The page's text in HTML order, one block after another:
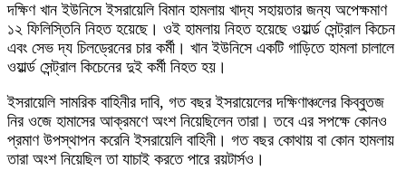
দক্ষিণ খান ইউনিসে ইসরায়েলি বিমান হামলায় খাদ্য সহায়তার জন্য অপেক্ষমাণ
১২ ফিলিস্তিনি নিহত হয়েছে। ওই হামলায় নিহত হয়েছে ওয়ার্ল্ড সেন্ট্রাল কিচেন
এবং সেভ দ্য চিলড্রেনের চার কর্মী। খান ইউনিসে একটি গাড়িতে হামলা চালালে
ওয়ার্ল্ড সেন্ট্রাল কিচেনের দুই কর্মী নিহত হয়।
ইসরায়েলি সামরিক বাহিনীর দাবি, গত বছর ইসরায়েলের দক্ষিণাঞ্চলের কিব্বুতজ
নির ওজে হামাসের আক্রমণে অংশ নিয়েছিলেন তারা। তবে এর সপক্ষে কোনও
প্রমাণ উপস্থাপন করেনি ইসরায়েলি বাহিনী। গত বছর কোথায় বা কোন হামলায়
তারা অংশ নিয়েছিল তা যাচাই করতে পারে রয়টার্সও।